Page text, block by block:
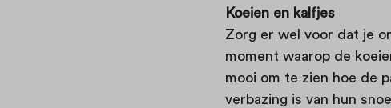
Koeien en kalfjes
Zorg er wel voor dat je
moment waarop de
mooi om te zien hoe de
verbazing is van hun